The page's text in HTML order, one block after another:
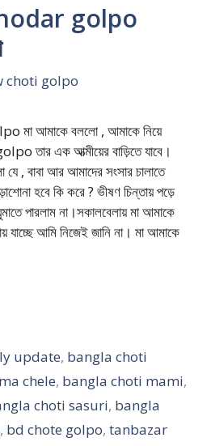
golpo
choti golpo
আমাকে বললো , আমাকে নিয়ে
তার এক আত্মীয়ের বাড়িতে যাবে।
, বাবা আর আমাদের সংসার চালাতে
হবে কি করে ? ভীষণ চিন্তায় পড়ে
পারলাম না।সকালবেলায় মা আমাকে
যাচ্ছে আমি নিজেই জানি না। মা আমাকে
update, bangla choti
chele, bangla choti mami,
choti sasuri, bangla
, bd chote golpo, tanbazar